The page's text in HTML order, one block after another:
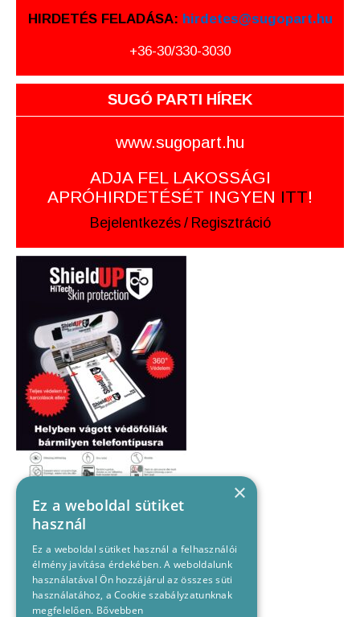
HIRDETÉS FELADÁSA: hirdetes@sugopart.hu
+36-30/330-3030
SUGÓ PARTI HÍREK
www.sugopart.hu
ADJA FEL LAKOSSÁGI
APRÓHIRDETÉSÉT INGYEN ITT!
Bejelentkezés / Regisztráció
×
Ez a weboldal sütiket
használ
Ez a weboldal sütiket használ a felhasználói
élmény javítása érdekében. A weboldalunk
használatával Ön hozzájárul az összes süti
használatához, a Cookie szabályzatunknak
megfelelően. Bővebben